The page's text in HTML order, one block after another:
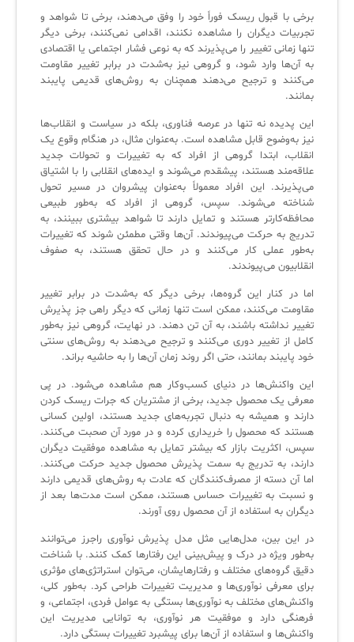
برخی با قبول ریسک فوراً خود را وفق می‌دهند، برخی تا شواهد و
تجربیات دیگران را مشاهده نکنند، اقدامی نمی‌کنند، برخی دیگر
تنها زمانی تغییر را می‌پذیرند که به نوعی فشار اجتماعی یا اقتصادی
به آن‌ها وارد شود، و گروهی نیز به‌شدت در برابر تغییر مقاومت
می‌کنند و ترجیح می‌دهند همچنان به روش‌های قدیمی پایبند
بمانند.
این پدیده نه تنها در عرصه فناوری، بلکه در سیاست و انقلاب‌ها
نیز به‌وضوح قابل مشاهده است. به‌عنوان مثال، در هنگام وقوع یک
انقلاب، ابتدا گروهی از افراد که به تغییرات و تحولات جدید
علاقه‌مند هستند، پیشقدم می‌شوند و ایده‌های انقلابی را با اشتیاق
می‌پذیرند. این افراد معمولاً به‌عنوان پیشروان در مسیر تحول
شناخته می‌شوند. سپس، گروهی از افراد که به‌طور طبیعی
محافظه‌کارتر هستند و تمایل دارند تا شواهد بیشتری ببینند، به
تدریج به حرکت می‌پیوندند. آن‌ها وقتی مطمئن شوند که تغییرات
به‌طور عملی کار می‌کنند و در حال تحقق هستند، به صفوف
انقلابیون می‌پیوندند.
اما در کنار این گروه‌ها، برخی دیگر که به‌شدت در برابر تغییر
مقاومت می‌کنند، ممکن است تنها زمانی که دیگر راهی جز پذیرش
تغییر نداشته باشند، به آن تن دهند. در نهایت، گروهی نیز به‌طور
کامل از تغییر دوری می‌کنند و ترجیح می‌دهند به روش‌های سنتی
خود پایبند بمانند، حتی اگر روند زمان آن‌ها را به حاشیه براند.
این واکنش‌ها در دنیای کسب‌وکار هم مشاهده می‌شود. در پی
معرفی یک محصول جدید، برخی از مشتریان که جرات ریسک کردن
دارند و همیشه به دنبال تجربه‌های جدید هستند، اولین کسانی
هستند که محصول را خریداری کرده و در مورد آن صحبت می‌کنند.
سپس، اکثریت بازار که بیشتر تمایل به مشاهده موفقیت دیگران
دارند، به تدریج به سمت پذیرش محصول جدید حرکت می‌کنند.
اما آن دسته از مصرف‌کنندگان که عادت به روش‌های قدیمی دارند
و نسبت به تغییرات حساس هستند، ممکن است مدت‌ها بعد از
دیگران به استفاده از آن محصول روی آورند.
در این بین، مدل‌هایی مثل مدل پذیرش نوآوری راجرز می‌توانند
به‌طور ویژه در درک و پیش‌بینی این رفتارها کمک کنند. با شناخت
دقیق گروه‌های مختلف و رفتارهایشان، می‌توان استراتژی‌های مؤثری
برای معرفی نوآوری‌ها و مدیریت تغییرات طراحی کرد. به‌طور کلی،
واکنش‌های مختلف به نوآوری‌ها بستگی به عوامل فردی، اجتماعی، و
فرهنگی دارد و موفقیت هر نوآوری، به توانایی مدیریت این
واکنش‌ها و استفاده از آن‌ها برای پیشبرد تغییرات بستگی دارد.
کازیو
✦
مدیریت خدمات سازمانی
سرویس دسک پلاس MSP
اندپوینت سنترال [سامانه مدیریت نقاط پایانی]
AD360
◆
برنامه‌ساز هوشمند App Creator
سیستم هوشمند مدیریت فروش و فاکتور
سلف سرویس کاربران
سامانه مدیریت دارایی‌ها [Asset Explorer]
سامانه مدیریت پشتیبانی مشتریان
DDI
◉
ManageEngine Malware Protection Plus
راهکارهای مدیریتی فناوری اطلاعات برای مراکز آموزشی و دانشگاه‌ها
✦
مدیریت خدمات منابع انسانی
CIs Control
مجموعه راهکارهای آیناک
لیست کامل 34 تمرین ITIL4
✦
آموزش سیستم مدیریت خدمات فناوری اطلاعات
نکته‌های کلیدی برای مدیر انفورماتیک
آموزش‌ ویدیویی مفاهیم سرویس دسک
ITIL & SDP
◆
چارچوب ITIL برای همه
فلافلی_فناوری
ثبت‌نام در دوره‌های آموزشی تخصصی
لیست دوره‌ها
مقالات آموزشی